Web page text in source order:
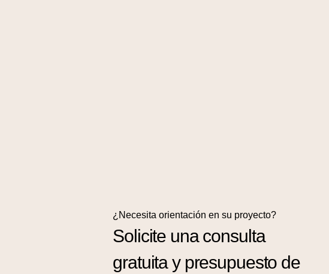
¿Necesita orientación en su proyecto?
Solicite una consulta
gratuita y presupuesto de